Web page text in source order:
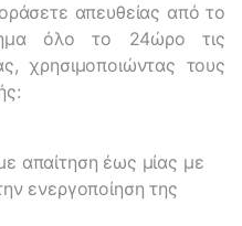
απευθείας από το
όλο το 24ώρο τις
χρησιμοποιώντας τους
απαίτηση έως μίας με
ενεργοποίηση της